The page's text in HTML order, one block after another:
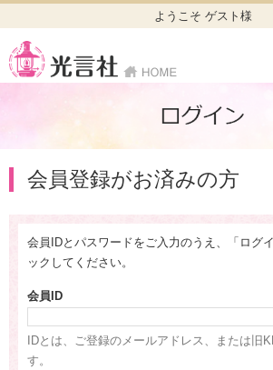
ようこそ ゲスト様
会員登録がお済みの方
会員IDとパスワードをご入力のうえ、「ログ
ックしてください。
会員ID
IDとは、ご登録のメールアドレス、または旧
す。